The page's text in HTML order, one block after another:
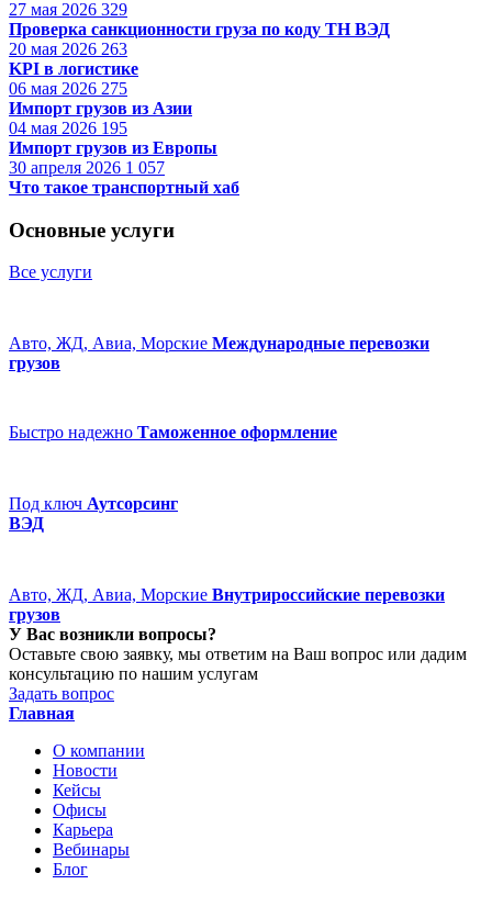
27 мая 2026 329
Проверка санкционности груза по коду ТН ВЭД
20 мая 2026 263
KPI в логистике
06 мая 2026 275
Импорт грузов из Азии
04 мая 2026 195
Импорт грузов из Европы
30 апреля 2026 1 057
Что такое транспортный хаб
Основные услуги
Все услуги
Авто, ЖД, Авиа, Морские Международные перевозки
грузов
Быстро надежно Таможенное оформление
Под ключ Аутсорсинг
ВЭД
Авто, ЖД, Авиа, Морские Внутрироссийские перевозки
грузов
У Вас возникли вопросы?
Оставьте свою заявку, мы ответим на Ваш вопрос или дадим
консультацию по нашим услугам
Задать вопрос
Главная
О компании
Новости
Кейсы
Офисы
Карьера
Вебинары
Блог